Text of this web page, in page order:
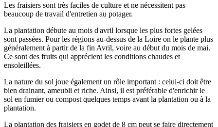
Les fraisiers sont très faciles de culture et ne nécessitent pas
beaucoup de travail d'entretien au potager.
La plantation débute au mois d'avril lorsque les plus fortes gelées
sont passées. Pour les régions au-dessus de la Loire on le plante plus
généralement à partir de la fin Avril, voire au début du mois de mai.
Ce sont des fruits qui apprécient les conditions chaudes et
ensoleillées.
La nature du sol joue également un rôle important : celui-ci doit être
bien drainant, ameubli et riche. Ainsi, il est préférable d'enrichir le
sol en fumier ou compost quelques temps avant la plantation ou à la
plantation.
La plantation des fraisiers en godet de 8 cm peut se faire directement